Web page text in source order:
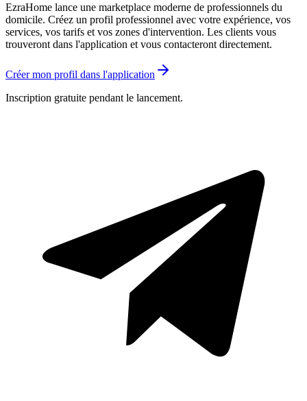
EzraHome lance une marketplace moderne de professionnels du
domicile. Créez un profil professionnel avec votre expérience, vos
services, vos tarifs et vos zones d'intervention. Les clients vous
trouveront dans l'application et vous contacteront directement.
Créer mon profil dans l'application
Inscription gratuite pendant le lancement.